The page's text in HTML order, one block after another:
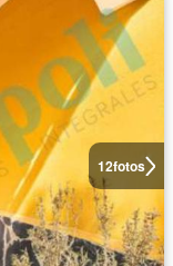
12fotos